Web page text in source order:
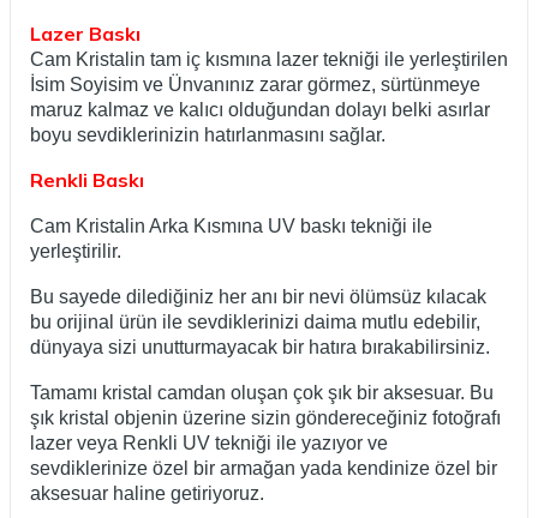
Lazer Baskı
Cam Kristalin tam iç kısmına lazer tekniği ile yerleştirilen
İsim Soyisim ve Ünvanınız zarar görmez, sürtünmeye
maruz kalmaz ve kalıcı olduğundan dolayı belki asırlar
boyu sevdiklerinizin hatırlanmasını sağlar.
Renkli Baskı
Cam Kristalin Arka Kısmına UV baskı tekniği ile
yerleştirilir.
Bu sayede dilediğiniz her anı bir nevi ölümsüz kılacak
bu orijinal ürün ile sevdiklerinizi daima mutlu edebilir,
dünyaya sizi unutturmayacak bir hatıra bırakabilirsiniz.
Tamamı kristal camdan oluşan çok şık bir aksesuar. Bu
şık kristal objenin üzerine sizin göndereceğiniz fotoğrafı
lazer veya Renkli UV tekniği ile yazıyor ve
sevdiklerinize özel bir armağan yada kendinize özel bir
aksesuar haline getiriyoruz.